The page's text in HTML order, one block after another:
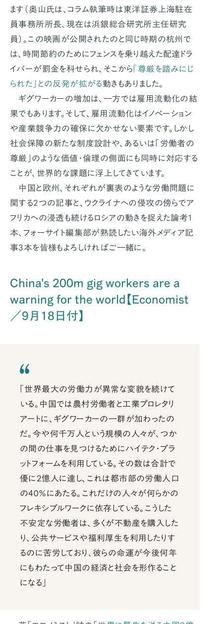
ます（奥山氏は、コラム執筆時は東洋証券上海駐在
員事務所所長、現在は浜銀総合研究所主任研究
員）。この映画が公開されたのと同じ時期の杭州で
は、時間節約のためにフェンスを乗り越えた配達ドラ
イバーが罰金を科せられ、そこから 「尊厳を踏みにじ
られた」との反発が拡がる動きもありました。
ギグワーカーの増加は、一方では雇用流動化の結
果でもあります。そして、雇用流動化はイノベーション
や産業競争力の確保に欠かせない要素です。しかし
社会保障の新たな制度設計や、あるいは「労働者の
尊厳」のような価値・倫理の側面にも同時に対応する
ことが、世界的な課題に浮上してきています。
中国と欧州、それぞれが裏表のような労働問題に
関する2つの記事と、ウクライナへの侵攻の傍らでア
フリカへの浸透も続けるロシアの動きを捉えた論考1
本、フォーサイト編集部が熟読したい海外メディア記
事3本を皆様もよろしければご一緒に。
China's 200m gig workers are a
warning for the world【Economist
／9月18日付】
「世界最大の労働力が異常な変貌を続けて
いる。中国では農村労働者と工業プロレタリ
アートに、ギグワーカーの一群が加わったの
だ。今や何千万人という規模の人々が、つか
の間の仕事を見つけるためにハイテク・プラ
ットフォームを利用している。その数は合計で
優に2億人に達し、これは都市部の労働人口
の40％にあたる。これだけの人々が何らかの
フレキシブルワークに依存している。こうした
不安定な労働者は、多くが不動産を購入した
り、公共サービスや福利厚生を利用したりす
るのに苦労しており、彼らの命運が今後何年
にもわたって中国の経済と社会を形作ること
になる」